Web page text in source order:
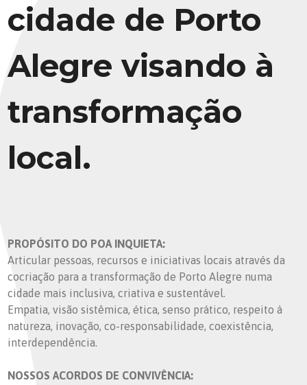
cidade de Porto
Alegre visando à
transformação
local.
PROPÓSITO DO POA INQUIETA:
Articular pessoas, recursos e iniciativas locais através da
cocriação para a transformação de Porto Alegre numa
cidade mais inclusiva, criativa e sustentável.
Empatia, visão sistêmica, ética, senso prático, respeito à
natureza, inovação, co-responsabilidade, coexistência,
interdependência.
NOSSOS ACORDOS DE CONVIVÊNCIA: